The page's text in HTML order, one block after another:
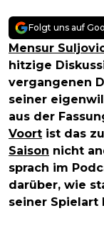
Folgt uns auf
Mensur
hitzige
vergangenen
seiner
aus der
Voort ist das
Saison nicht
sprach im
darüber, wie
seiner Spielart